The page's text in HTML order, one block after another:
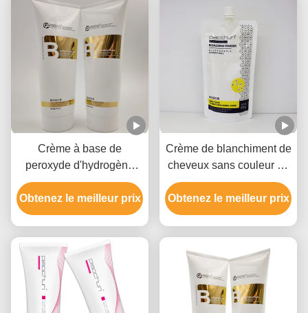
Crème à base de
peroxyde d'hydrogène
pour démaquillant de
cheveux, approbation
GMPC
Obtenez le meilleur prix
Crème de blanchiment de
cheveux sans couleur de
cheveux pour salon 9
niveaux
Obtenez le meilleur prix